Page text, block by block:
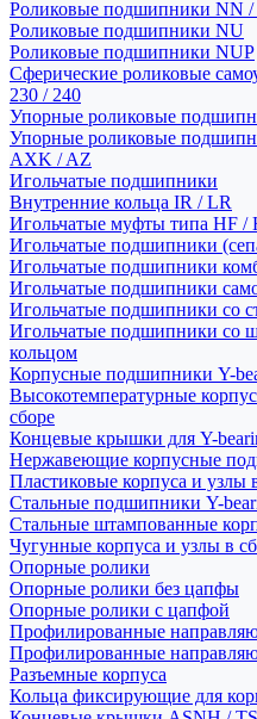
Роликовые подшипники NN
Роликовые подшипники NU
Роликовые подшипники NUP
Сферические роликовые
230 / 240
Упорные роликовые
Упорные роликовые
AXK / AZ
Игольчатые подшипники
Внутренние кольца IR / LR
Игольчатые муфты типа HF /
Игольчатые подшипники
Игольчатые подшипники
Игольчатые подшипники
Игольчатые подшипники со
Игольчатые подшипники со
кольцом
Корпусные подшипники Y-
Высокотемпературные
сборе
Концевые крышки для Y-
Нержавеющие корпусные
Пластиковые корпуса и узлы
Стальные подшипники Y-
Стальные штампованные
Чугунные корпуса и узлы в
Опорные ролики
Опорные ролики без цапфы
Опорные ролики с цапфой
Профилированные
Профилированные
Разъемные корпуса
Кольца фиксирующие для